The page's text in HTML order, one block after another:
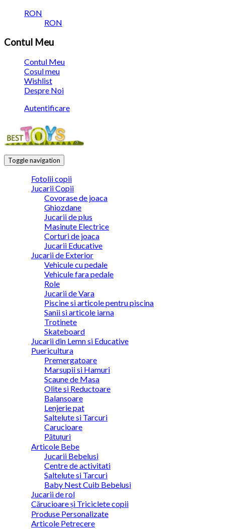
RON
RON
Contul Meu
Contul Meu
Cosul meu
Wishlist
Despre Noi
Autentificare
Toggle navigation
Fotolii copii
Jucarii Copii
Covorase de joaca
Ghiozdane
Jucarii de plus
Masinute Electrice
Corturi de joaca
Jucarii Educative
Jucarii de Exterior
Vehicule cu pedale
Vehicule fara pedale
Role
Jucarii de Vara
Piscine si articole pentru piscina
Sanii si articole iarna
Trotinete
Skateboard
Jucarii din Lemn si Educative
Puericultura
Premergatoare
Marsupii si Hamuri
Scaune de Masa
Olite si Reductoare
Balansoare
Lenjerie pat
Saltelute si Tarcuri
Carucioare
Pătuțuri
Articole Bebe
Jucarii Bebelusi
Centre de activitati
Saltelute si Tarcuri
Baby Nest Cuib Bebelusi
Jucarii de rol
Cărucioare și Triciclete copii
Produse Personalizate
Articole Petrecere